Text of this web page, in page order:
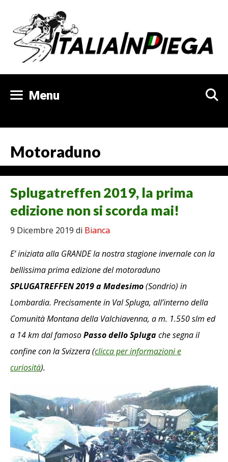
contenuto
Menu
Motoraduno
Splugatreffen 2019, la prima
edizione non si scorda mai!
9 Dicembre 2019 di Bianca
E’ iniziata alla GRANDE la nostra stagione invernale con la
bellissima prima edizione del motoraduno
SPLUGATREFFEN 2019 a Madesimo(Sondrio) in
Lombardia. Precisamente in Val Spluga, all’interno della
Comunità Montana della Valchiavenna, a m. 1.550 slm ed
a 14 km dal famosoPasso dello Splugache segna il
confine con la Svizzera (clicca per informazioni e
curiosità).